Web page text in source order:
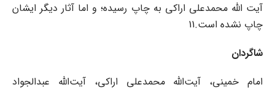
آیت الله محمدعلی اراکی به چاپ رسیده؛ و اما آثار دیگر ایشان
چاپ نشده است.11
شاگردان
امام خمینی، آیت‌الله محمدعلی اراکی، آیت‌الله عبدالجواد